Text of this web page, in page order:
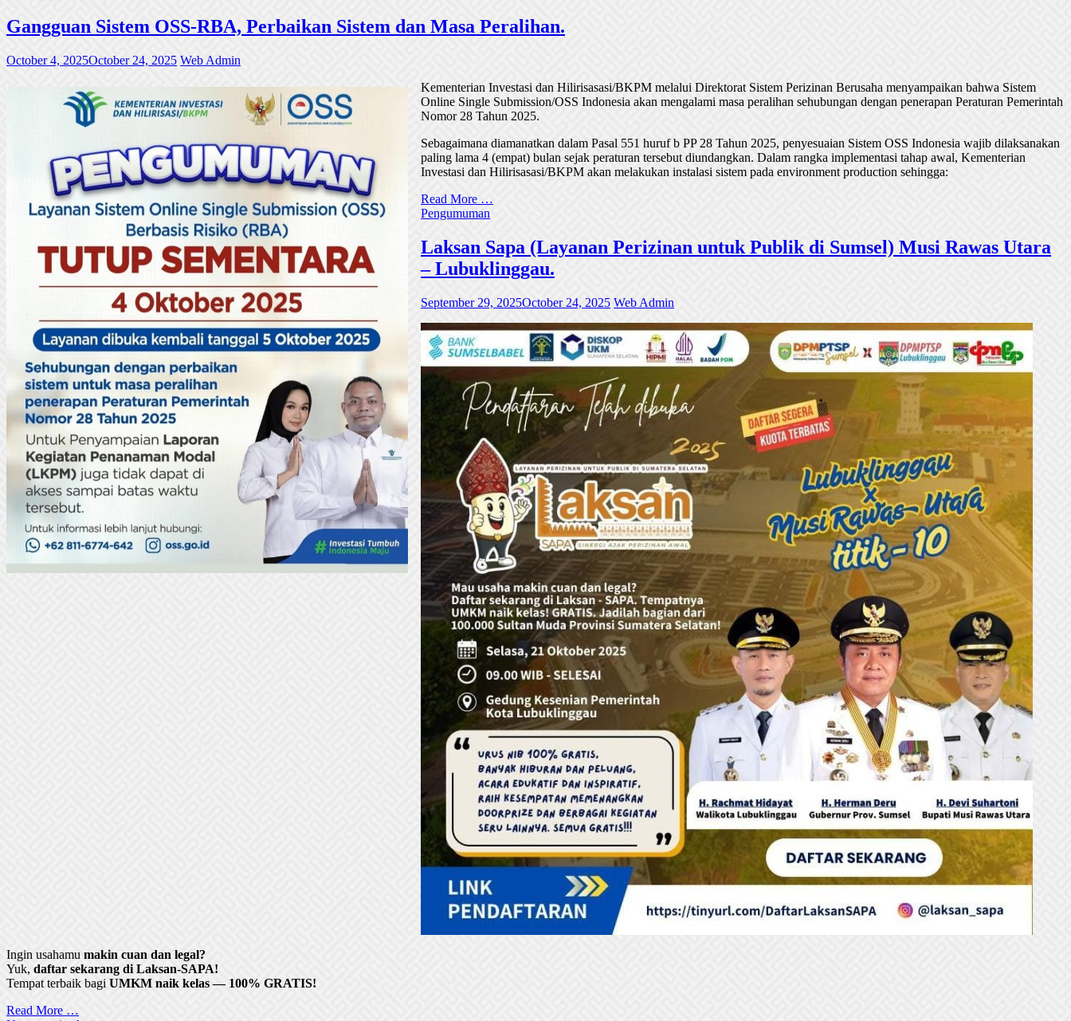
Gangguan Sistem OSS-RBA, Perbaikan Sistem dan Masa Peralihan.
October 4, 2025October 24, 2025 Web Admin
Kementerian Investasi dan Hilirisasasi/BKPM melalui Direktorat Sistem Perizinan Berusaha menyampaikan bahwa Sistem
Online Single Submission/OSS Indonesia akan mengalami masa peralihan sehubungan dengan penerapan Peraturan Pemerintah
Nomor 28 Tahun 2025.
Sebagaimana diamanatkan dalam Pasal 551 huruf b PP 28 Tahun 2025, penyesuaian Sistem OSS Indonesia wajib dilaksanakan
paling lama 4 (empat) bulan sejak peraturan tersebut diundangkan. Dalam rangka implementasi tahap awal, Kementerian
Investasi dan Hilirisasasi/BKPM akan melakukan instalasi sistem pada environment production sehingga:
Read More …
Pengumuman
Laksan Sapa (Layanan Perizinan untuk Publik di Sumsel) Musi Rawas Utara
– Lubuklinggau.
September 29, 2025October 24, 2025 Web Admin
Ingin usahamu makin cuan dan legal?
Yuk, daftar sekarang di Laksan-SAPA!
Tempat terbaik bagi UMKM naik kelas — 100% GRATIS!
Read More …